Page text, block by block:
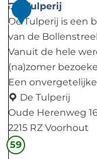
r
h
o
u
t
1
1
De Tulperij
De Tulperij is een
van de
Vanuit de hele
(na)zomer
Een
De Tulperij
Oude Herenweg
2215 RZ Voorhout
D
59